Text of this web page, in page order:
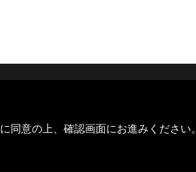
に同意の上、確認画面にお進みください。